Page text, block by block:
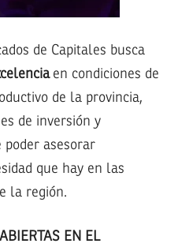
de Capitales busca
en condiciones de
de la provincia,
de inversión y
poder asesorar
que hay en las
la región.
EN EL